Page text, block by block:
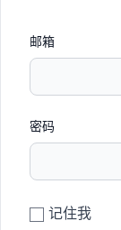
邮箱
密码
记住我